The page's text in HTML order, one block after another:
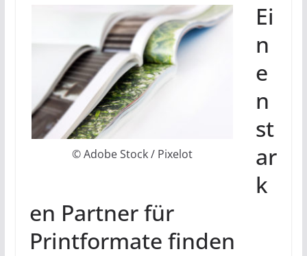
© Adobe Stock / Pixelot
Ei
n
e
n
st
ar
k
en Partner für
Printformate finden